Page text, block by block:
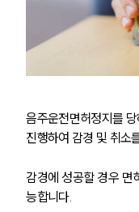
음주운전면허정지를
진행하여 감경 및 취소
감경에 성공할 경우 면
능합니다.